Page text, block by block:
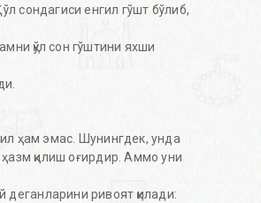
сондагиси енгил гўшт бўлиб,
қўл сон гўштини яхши
ҳам эмас. Шунингдек, унда
ҳазм қилиш оғирдир. Аммо уни
ривоят қилади: